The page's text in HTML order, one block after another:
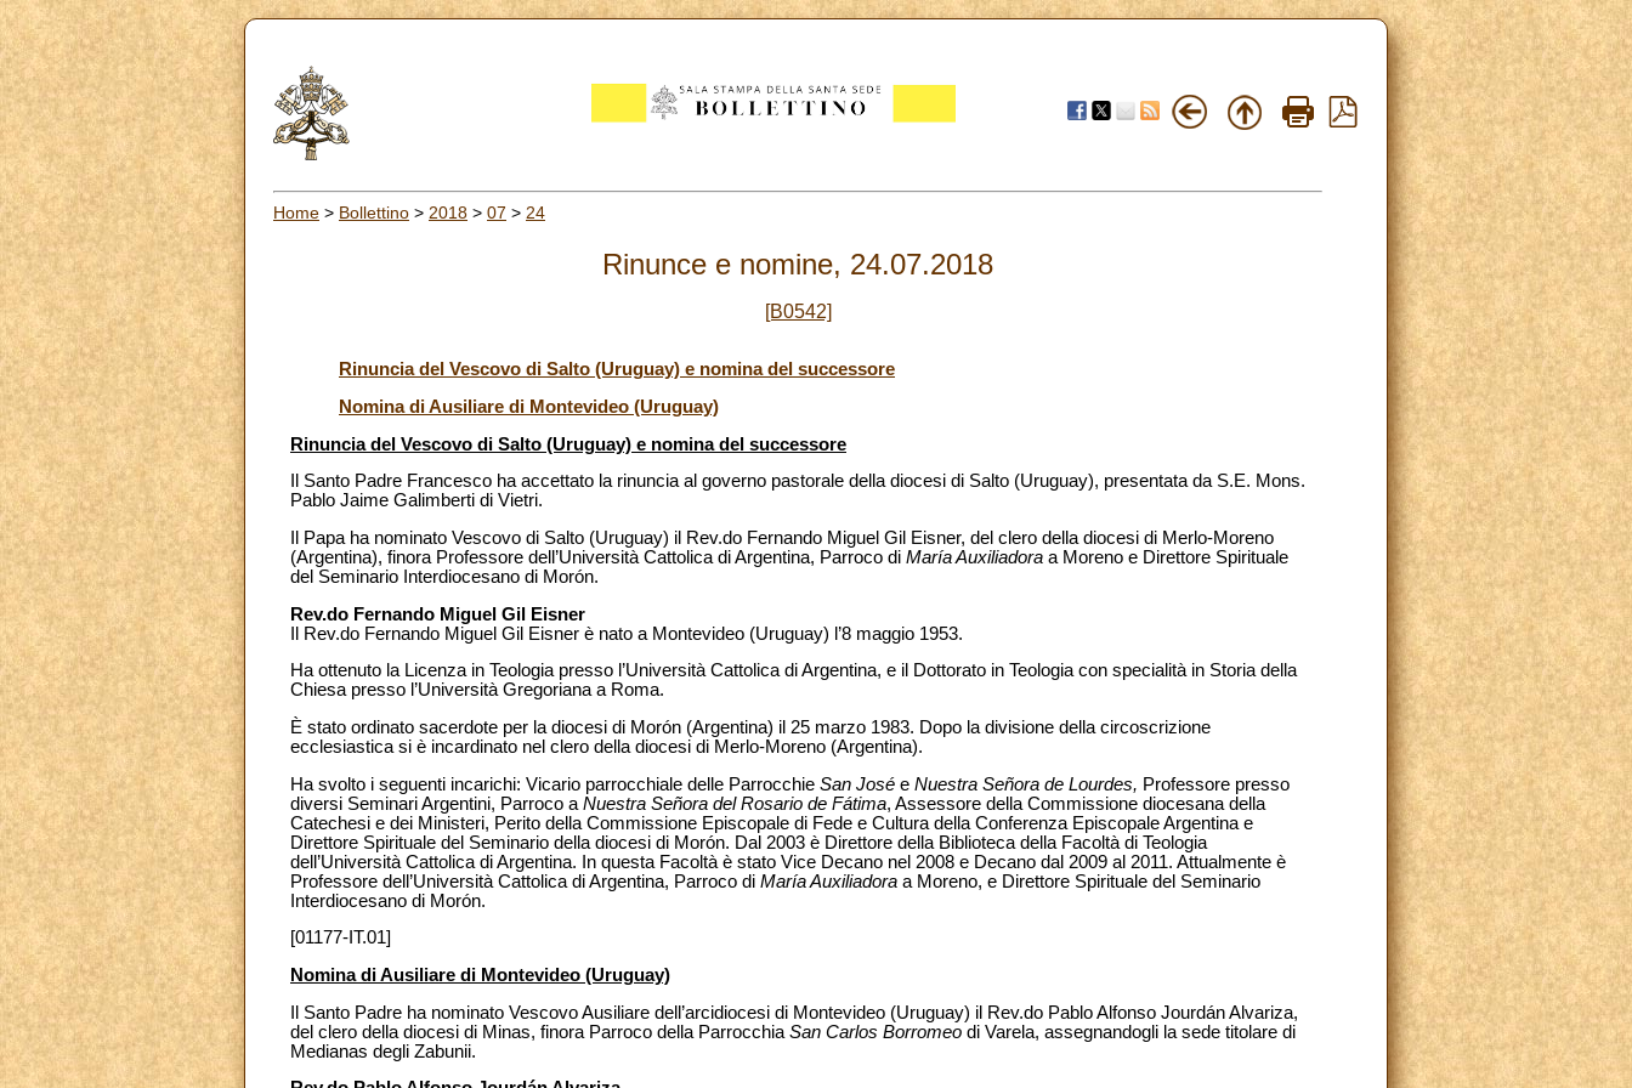
Home > Bollettino > 2018 > 07 > 24
Rinunce e nomine, 24.07.2018
[B0542]
Rinuncia del Vescovo di Salto (Uruguay) e nomina del successore
Nomina di Ausiliare di Montevideo (Uruguay)
Rinuncia del Vescovo di Salto (Uruguay) e nomina del successore
Il Santo Padre Francesco ha accettato la rinuncia al governo pastorale della diocesi di Salto (Uruguay), presentata da S.E. Mons.
Pablo Jaime Galimberti di Vietri.
Il Papa ha nominato Vescovo di Salto (Uruguay) il Rev.do Fernando Miguel Gil Eisner, del clero della diocesi di Merlo-Moreno
(Argentina), finora Professore dell’Università Cattolica di Argentina, Parroco di María Auxiliadora a Moreno e Direttore Spirituale
del Seminario Interdiocesano di Morón.
Rev.do Fernando Miguel Gil Eisner
Il Rev.do Fernando Miguel Gil Eisner è nato a Montevideo (Uruguay) l’8 maggio 1953.
Ha ottenuto la Licenza in Teologia presso l’Università Cattolica di Argentina, e il Dottorato in Teologia con specialità in Storia della
Chiesa presso l’Università Gregoriana a Roma.
È stato ordinato sacerdote per la diocesi di Morón (Argentina) il 25 marzo 1983. Dopo la divisione della circoscrizione
ecclesiastica si è incardinato nel clero della diocesi di Merlo-Moreno (Argentina).
Ha svolto i seguenti incarichi: Vicario parrocchiale delle Parrocchie San José e Nuestra Señora de Lourdes, Professore presso
diversi Seminari Argentini, Parroco a Nuestra Señora del Rosario de Fátima, Assessore della Commissione diocesana della
Catechesi e dei Ministeri, Perito della Commissione Episcopale di Fede e Cultura della Conferenza Episcopale Argentina e
Direttore Spirituale del Seminario della diocesi di Morón. Dal 2003 è Direttore della Biblioteca della Facoltà di Teologia
dell’Università Cattolica di Argentina. In questa Facoltà è stato Vice Decano nel 2008 e Decano dal 2009 al 2011. Attualmente è
Professore dell’Università Cattolica di Argentina, Parroco di María Auxiliadora a Moreno, e Direttore Spirituale del Seminario
Interdiocesano di Morón.
[01177-IT.01]
Nomina di Ausiliare di Montevideo (Uruguay)
Il Santo Padre ha nominato Vescovo Ausiliare dell’arcidiocesi di Montevideo (Uruguay) il Rev.do Pablo Alfonso Jourdán Alvariza,
del clero della diocesi di Minas, finora Parroco della Parrocchia San Carlos Borromeo di Varela, assegnandogli la sede titolare di
Medianas degli Zabunii.